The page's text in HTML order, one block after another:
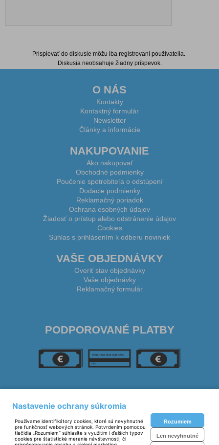
Prispievať do diskusie môžu iba registrovaní používatelia.
Diskusia neobsahuje žiadny príspevok.
O NÁS
Kontakty
Kontaktný formulár
Newsletter
Články a informácie
NAKUPOVANIE
Ako nakupovať
Obchodné podmienky
Poučenie spotrebiteľa o odstúpení
Dodacie podmienky
Reklamačný poriadok
Ochrana osobných údajov
Žiadosť o prístup alebo odstránenie údajov
Cookies
Súhlas s prihlásením k odberu noviniek
VAŠE OBJEDNÁVKY
Overiť stav objednávky
Vaše objednávky
Reklamačný formulár
PODPOROVANÉ PLATBY
Nastavenie ochrany súkromia
Používame identifikátory cookies, ktoré sú nevyhnutné
pre funkčnosť webových stránok. Potvrdením pomocou
tlačidla „Rozumiem“ súhlasíte s využitím i ďalších typov
cookies pre štatistické meranie návštevnosti, či
Rozumiem
Len nevyhnutné